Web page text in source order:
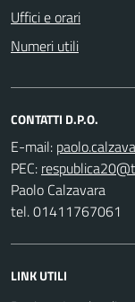
Uffici e orari
Numeri utili
CONTATTI D.P.O.
E-mail:
PEC:
Paolo Calzavara
tel. 01411767061
LINK UTILI